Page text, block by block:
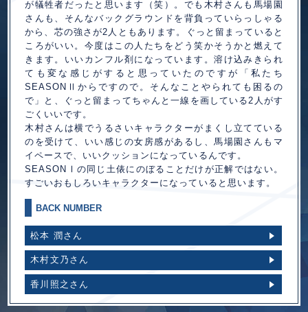
が犠牲者だったと思います（笑）。でも木村さんも馬場園
さんも、そんなバックグラウンドを背負っていらっしゃる
から、芯の強さが2人ともあります。ぐっと留まっていると
ころがいい。今度はこの人たちをどう笑かそうかと燃えて
きます。いいカンフル剤になっています。溶け込みきられ
ても変な感じがすると思っていたのですが「私たち
SEASON
Ⅱからですので。そんなことやられても困るの
で」と、ぐっと留まってちゃんと一線を画している2人がす
ごくいいです。
木村さんは横でうるさいキャラクターがまくし立てている
のを受けて、いい感じの女房感があるし、馬場園さんもマ
イペースで、いいクッションになっているんです。
SEASON
の同じ土俵にのぼることだけが正解ではない。
すごいおもしろいキャラクターになっていると思います。
BACK NUMBER
松本 潤さん
木村文乃さん
香川照之さん